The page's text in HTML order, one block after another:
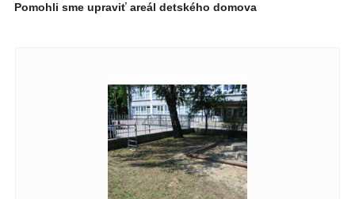
Pomohli sme upraviť areál detského domova